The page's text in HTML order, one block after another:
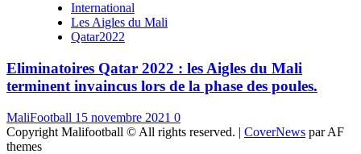
International
Les Aigles du Mali
Qatar2022
Eliminatoires Qatar 2022 : les Aigles du Mali
terminent invaincus lors de la phase des poules.
MaliFootball 15 novembre 2021 0
Copyright Malifootball © All rights reserved. | CoverNews par AF
themes